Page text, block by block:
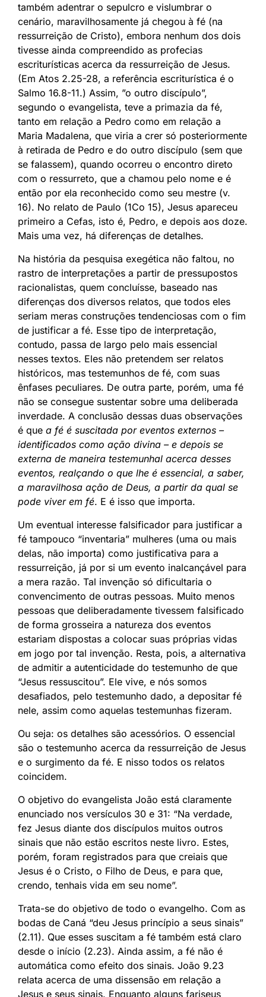
também adentrar o sepulcro e vislumbrar o
cenário, maravilhosamente já chegou à fé (na
ressurreição de Cristo), embora nenhum dos dois
tivesse ainda compreendido as profecias
escriturísticas acerca da ressurreição de Jesus.
(Em Atos 2.25-28, a referência escriturística é o
Salmo 16.8-11.) Assim, ”o outro discípulo”,
segundo o evangelista, teve a primazia da fé,
tanto em relação a Pedro como em relação a
Maria Madalena, que viria a crer só posteriormente
à retirada de Pedro e do outro discípulo (sem que
se falassem), quando ocorreu o encontro direto
com o ressurreto, que a chamou pelo nome e é
então por ela reconhecido como seu mestre (v.
16). No relato de Paulo (1Co 15), Jesus apareceu
primeiro a Cefas, isto é, Pedro, e depois aos doze.
Mais uma vez, há diferenças de detalhes.
Na história da pesquisa exegética não faltou, no
rastro de interpretações a partir de pressupostos
racionalistas, quem concluísse, baseado nas
diferenças dos diversos relatos, que todos eles
seriam meras construções tendenciosas com o fim
de justificar a fé. Esse tipo de interpretação,
contudo, passa de largo pelo mais essencial
nesses textos. Eles não pretendem ser relatos
históricos, mas testemunhos de fé, com suas
ênfases peculiares. De outra parte, porém, uma fé
não se consegue sustentar sobre uma deliberada
inverdade. A conclusão dessas duas observações
é que a fé é suscitada por eventos externos –
identificados como ação divina – e depois se
externa de maneira testemunhal acerca desses
eventos, realçando o que lhe é essencial, a saber,
a maravilhosa ação de Deus, a partir da qual se
pode viver em fé. E é isso que importa.
Um eventual interesse falsificador para justificar a
fé tampouco “inventaria” mulheres (uma ou mais
delas, não importa) como justificativa para a
ressurreição, já por si um evento inalcançável para
a mera razão. Tal invenção só dificultaria o
convencimento de outras pessoas. Muito menos
pessoas que deliberadamente tivessem falsificado
de forma grosseira a natureza dos eventos
estariam dispostas a colocar suas próprias vidas
em jogo por tal invenção. Resta, pois, a alternativa
de admitir a autenticidade do testemunho de que
“Jesus ressuscitou”. Ele vive, e nós somos
desafiados, pelo testemunho dado, a depositar fé
nele, assim como aquelas testemunhas fizeram.
Ou seja: os detalhes são acessórios. O essencial
são o testemunho acerca da ressurreição de Jesus
e o surgimento da fé. E nisso todos os relatos
coincidem.
O objetivo do evangelista João está claramente
enunciado nos versículos 30 e 31: “Na verdade,
fez Jesus diante dos discípulos muitos outros
sinais que não estão escritos neste livro. Estes,
porém, foram registrados para que creiais que
Jesus é o Cristo, o Filho de Deus, e para que,
crendo, tenhais vida em seu nome”.
Trata-se do objetivo de todo o evangelho. Com as
bodas de Caná “deu Jesus princípio a seus sinais”
(2.11). Que esses suscitam a fé também está claro
desde o início (2.23). Ainda assim, a fé não é
automática como efeito dos sinais. João 9.23
relata acerca de uma dissensão em relação a
Jesus e seus sinais. Enquanto alguns fariseus